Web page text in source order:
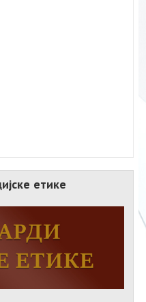
етике